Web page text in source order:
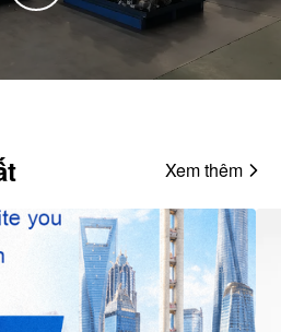
Xem thêm